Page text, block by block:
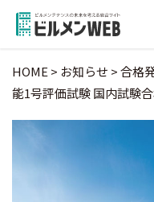
HOME > お知らせ >合格
能1号評価試験 国内試験合